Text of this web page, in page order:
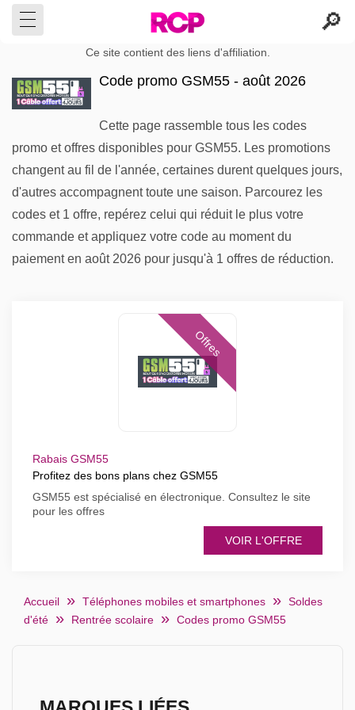
Ce site contient des liens d'affiliation.
Code promo GSM55 - août 2026
Cette page rassemble tous les codes
promo et offres disponibles pour GSM55. Les promotions
changent au fil de l'année, certaines durent quelques jours,
d'autres accompagnent toute une saison. Parcourez les
codes et 1 offre, repérez celui qui réduit le plus votre
commande et appliquez votre code au moment du
paiement en août 2026 pour jusqu'à 1 offres de réduction.
Offres
Rabais GSM55
Profitez des bons plans chez GSM55
GSM55 est spécialisé en électronique. Consultez le site
pour les offres
VOIR L'OFFRE
Accueil Téléphones mobiles et smartphones
Soldes
d'été
Rentrée scolaire Codes promo GSM55